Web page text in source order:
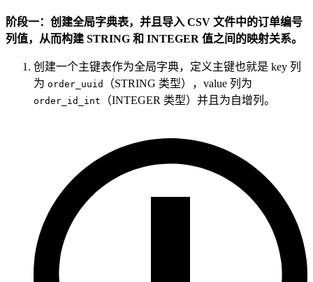
阶段一：创建全局字典表，并且导入 CSV 文件中的订单编号
列值，从而构建 STRING 和 INTEGER 值之间的映射关系。
创建一个主键表作为全局字典，定义主键也就是 key 列
为 order_uuid （STRING 类型），value 列为
order_id_int （INTEGER 类型）并且为自增列。